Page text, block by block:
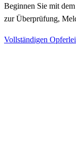
Beginnen Sie mit
zur Überprüfung,
Vollständigen